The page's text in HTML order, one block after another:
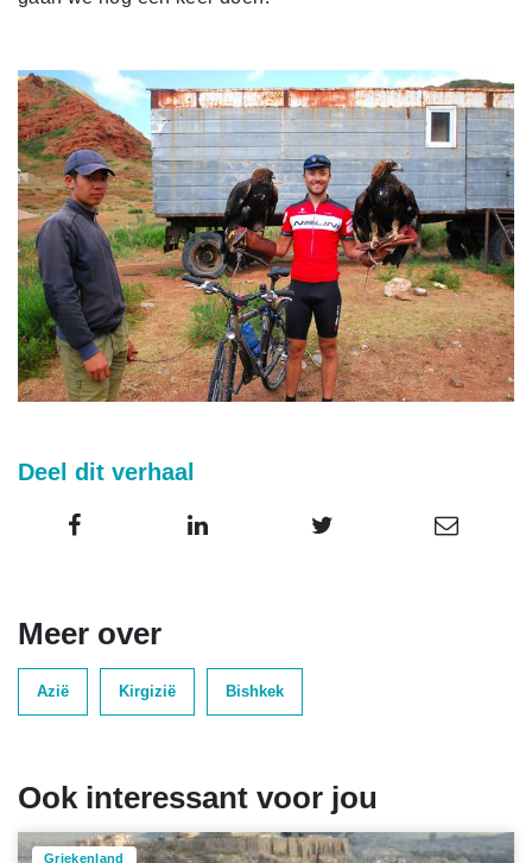
Deel dit verhaal
Meer over
Azië Kirgizië Bishkek
Ook interessant voor jou
Griekenland